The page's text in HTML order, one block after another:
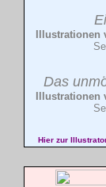
Illustrationen
Das
Hier zur